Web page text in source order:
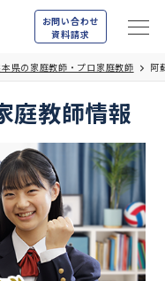
お問い合わせ
資料請求
県の家庭教師・プロ家庭教師 阿
庭教師情報